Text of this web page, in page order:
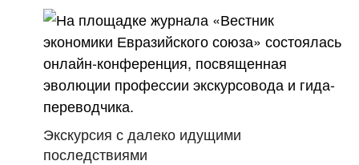
Экскурсия с далеко идущими
последствиями